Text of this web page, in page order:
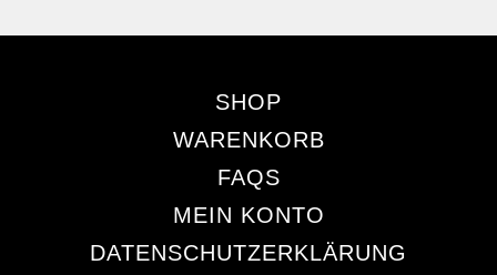
SHOP
WARENKORB
FAQS
MEIN KONTO
DATENSCHUTZERKLÄRUNG